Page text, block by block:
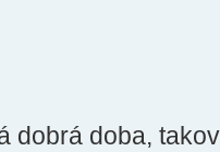
dobrá doba,